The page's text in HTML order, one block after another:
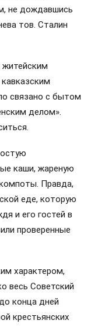
не дождавшись
тов. Сталин
связано с бытом
делом».
каши, жареную
Правда,
еде, которую
и его гостей в
проверенные
характером,
весь Советский
конца дней
крестьянских